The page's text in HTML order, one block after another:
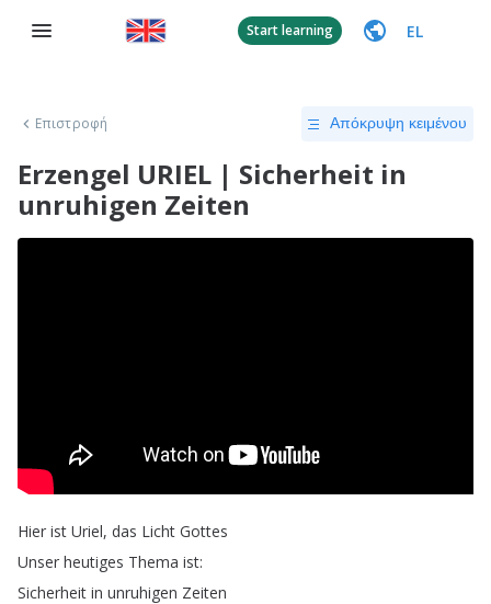
Start learning EL
Επιστροφή Απόκρυψη κειμένου
Erzengel URIEL | Sicherheit in
unruhigen Zeiten
Hier ist Uriel, das Licht Gottes
Unser heutiges Thema ist:
Sicherheit in unruhigen Zeiten